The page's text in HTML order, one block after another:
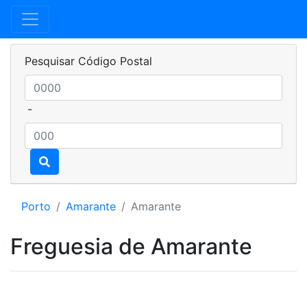
Pesquisar Código Postal
-
Porto Amarante Amarante
Freguesia de Amarante